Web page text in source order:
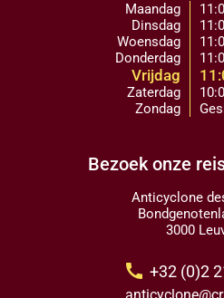
Maandag
Dinsdag
Woensdag
Donderdag
Vrijdag
Zaterdag
Zondag
Bezoek onze
Anticyclone
3000
call +32 (0)2